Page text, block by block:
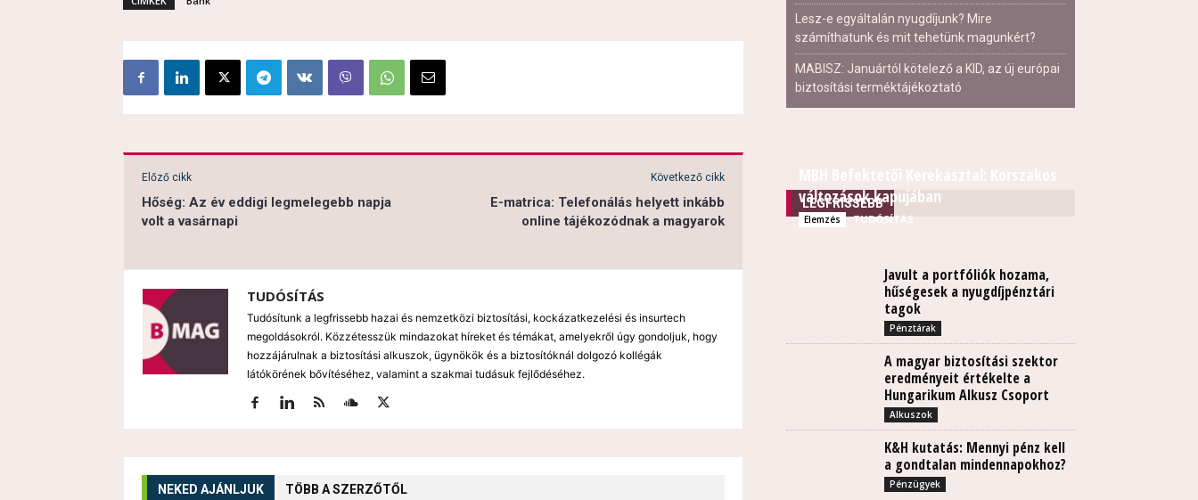
Előző cikk
Hőség: Az év eddigi legmelegebb napja
volt a vasárnapi
Következő cikk
E-matrica: Telefonálás helyett inkább
online tájékozódnak a magyarok
TUDÓSÍTÁS
Tudósítunk a legfrissebb hazai és nemzetközi biztosítási, kockázatkezelési és insurtech
megoldásokról. Közzétesszük mindazokat híreket és témákat, amelyekről úgy gondoljuk, hogy
hozzájárulnak a biztosítási alkuszok, ügynökök és a biztosítóknál dolgozó kollégák
látókörének bővítéséhez, valamint a szakmai tudásuk fejlődéséhez.
NEKED AJÁNLJUK TÖBB A SZERZŐTŐL
Lesz-e egyáltalán nyugdíjunk? Mire
számíthatunk és mit tehetünk magunkért?
MABISZ: Januártól kötelező a KID, az új európai
biztosítási terméktájékoztató
LEGFRISSEBB
változások kapujában
Elemzés TUDÓSÍTÁS
Javult a portfóliók hozama,
hűségesek a nyugdíjpénztári
tagok
Pénztárak
A magyar biztosítási szektor
eredményeit értékelte a
Hungarikum Alkusz Csoport
Alkuszok
K&H kutatás: Mennyi pénz kell
a gondtalan mindennapokhoz?
Pénzügyek